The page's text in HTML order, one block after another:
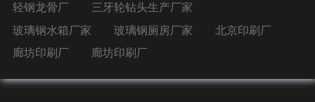
轻钢龙骨厂
三牙轮钻头生产厂家
玻璃钢水箱厂家
玻璃钢厕房厂家
北京印刷厂
廊坊印刷厂
廊坊印刷厂